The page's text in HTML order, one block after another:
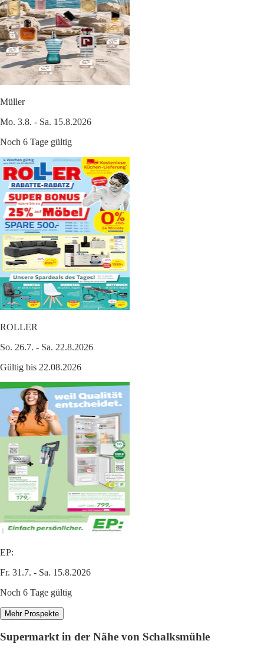
Müller
Mo. 3.8. - Sa. 15.8.2026
Noch 6 Tage gültig
ROLLER
So. 26.7. - Sa. 22.8.2026
Gültig bis 22.08.2026
EP:
Fr. 31.7. - Sa. 15.8.2026
Noch 6 Tage gültig
Mehr Prospekte
Supermarkt in der Nähe von Schalksmühle